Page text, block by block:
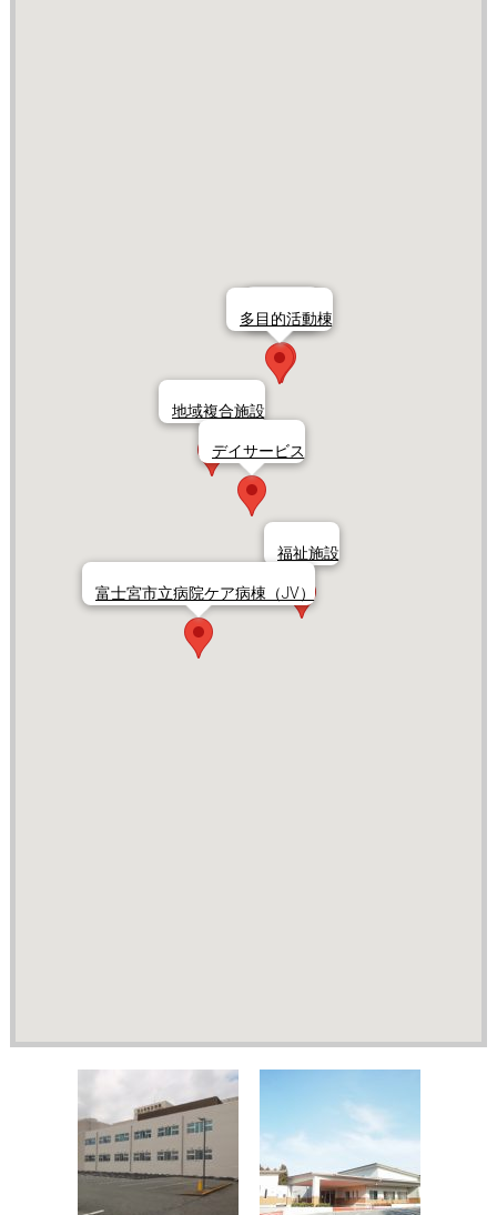
富士宮市立病院ケア病棟（JV）
地域複合施設
福祉施設
デイサービス
多目的活動棟
修繕工事